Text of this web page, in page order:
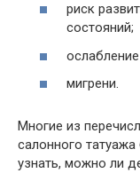
риск
состояний;
мигрени.
Многие из
салонного
узнать, можно ли